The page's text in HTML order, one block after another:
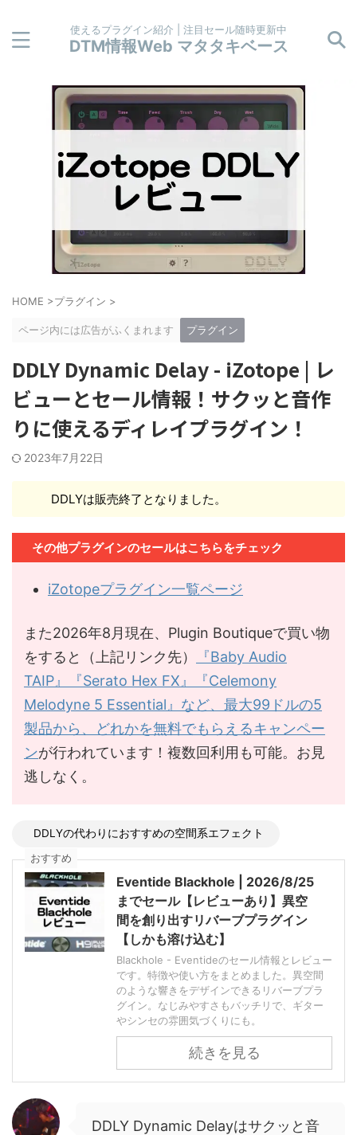
使えるプラグイン紹介 | 注目セール随時更新中
DTM情報Web マタタキベース
HOME >プラグイン >
ページ内には広告がふくまれます プラグイン
DDLY Dynamic Delay - iZotope | レ
ビューとセール情報！サクッと音作
りに使えるディレイプラグイン！
2023年7月22日
DDLYは販売終了となりました。
その他プラグインのセールはこちらをチェック
iZotopeプラグイン一覧ページ
また2026年8月現在、Plugin Boutiqueで買い物
をすると（上記リンク先）
『Baby Audio
TAIP』『Serato Hex FX』『Celemony
Melodyne 5 Essential』など、最大99ドルの5
製品から、どれかを無料でもらえるキャンペー
ンが行われています！複数回利用も可能。お見
逃しなく。
DDLYの代わりにおすすめの空間系エフェクト
おすすめ
Eventide Blackhole | 2026/8/25
までセール【レビューあり】異空
間を創り出すリバーブプラグイン
【しかも溶け込む】
Blackhole - Eventideのセール情報とレビュー
です。特徴や使い方をまとめました。異空間
のような響きをデザインできるリバーブプラ
グイン。なじみやすさもバッチリで、ギター
やシンセの雰囲気づくりにも。
続きを見る
DDLY Dynamic Delayはサクッと音